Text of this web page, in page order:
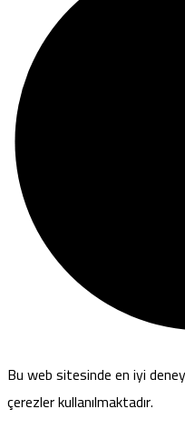
Bu web sitesinde en iyi
çerezler kullanılmaktadır.